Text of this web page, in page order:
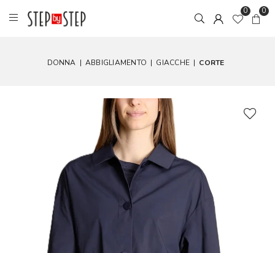
0 0
DONNA | ABBIGLIAMENTO | GIACCHE | CORTE